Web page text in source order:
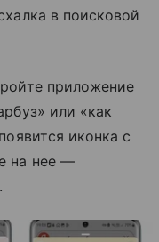
в поисковой
приложение
или «как
иконка с
на нее —